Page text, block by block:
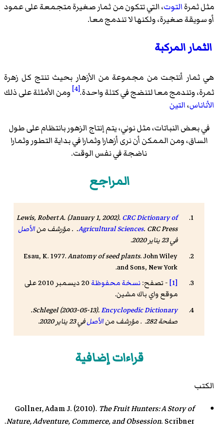
مثل ثمرةالتوت، التي تتكون من ثمار صغيرة متجمعة على عمود
أو سويقة صغيرة، ولكنها لا تندمج معا.
الثمار المركبة
هي ثمار أنتجت من مجموعة من الأزهار بحيث تنتج كل زهرة
ثمرة، وتندمج معا لتنضج في كتلة واحدة.[4]
ومن الأمثلة على ذلك
الأناناس،التين
في بعض النباتات، مثلنوني، يتم إنتاج الزهور بانتظام على طول
الساق، ومن الممكن أن نرى أزهارا وثمارا في بداية التطور وثمارا
ناضجة في نفس الوقت.
المراجع
Lewis, Robert A. (January 1, 2002). CRC Dictionary of
Agricultural Sciences. CRC Press . . مؤرشف منالأصل
في 23 يناير 2020.
Esau, K. 1977.Anatomy of seed plants. John Wiley
and Sons, New York.
[1]
- تصفح: نسخة محفوظة
20 ديسمبر 2010 على
موقع واي باك مشين.
Schlegel (2003-05-13).Encyclopedic Dictionary
.
صفحة 282. . مؤرشف من
الأصلفي 23 يناير 2020.
قراءات إضافية
الكتب
Gollner, Adam J. (2010). The Fruit Hunters: A Story of
Nature, Adventure, Commerce, and Obsession. Scribner.